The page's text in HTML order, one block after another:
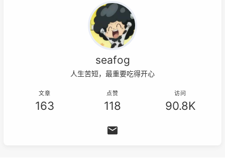
seafog
人生苦短，最重要吃得开心
文章
163
点赞
118
访问
90.8K